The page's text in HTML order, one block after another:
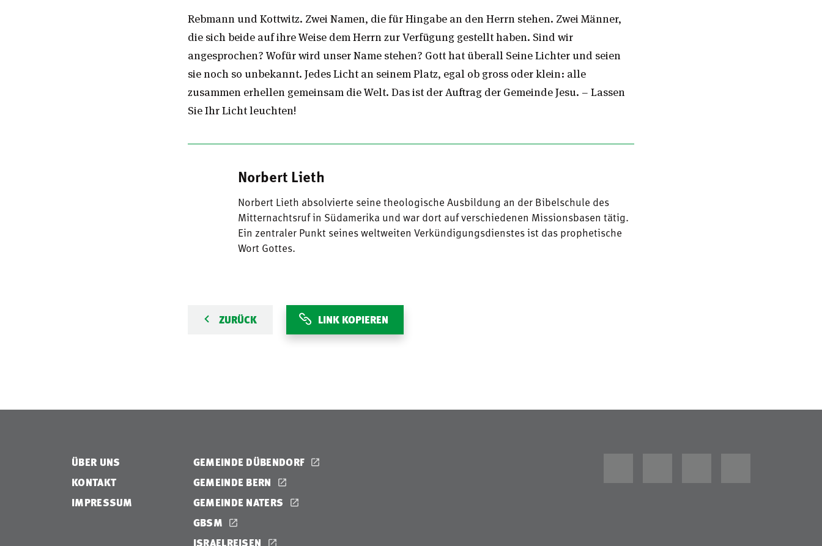
Rebmann und Kottwitz. Zwei Namen, die für Hingabe an den Herrn stehen. Zwei Männer,
die sich beide auf ihre Weise dem Herrn zur Verfügung gestellt haben. Sind wir
angesprochen? Wofür wird unser Name stehen? Gott hat überall Seine Lichter und seien
sie noch so unbekannt. Jedes Licht an seinem Platz, egal ob gross oder klein: alle
zusammen erhellen gemeinsam die Welt. Das ist der Auftrag der Gemeinde Jesu. – Lassen
Sie Ihr Licht leuchten!
Norbert Lieth
Norbert Lieth absolvierte seine theologische Ausbildung an der Bibelschule des
Mitternachtsruf in Südamerika und war dort auf verschiedenen Missionsbasen tätig.
Ein zentraler Punkt seines weltweiten Verkündigungsdienstes ist das prophetische
Wort Gottes.
ZURÜCK LINK KOPIEREN
ÜBER UNS
KONTAKT
IMPRESSUM
GEMEINDE DÜBENDORF
GEMEINDE BERN
GEMEINDE NATERS
GBSM
ISRAELREISEN